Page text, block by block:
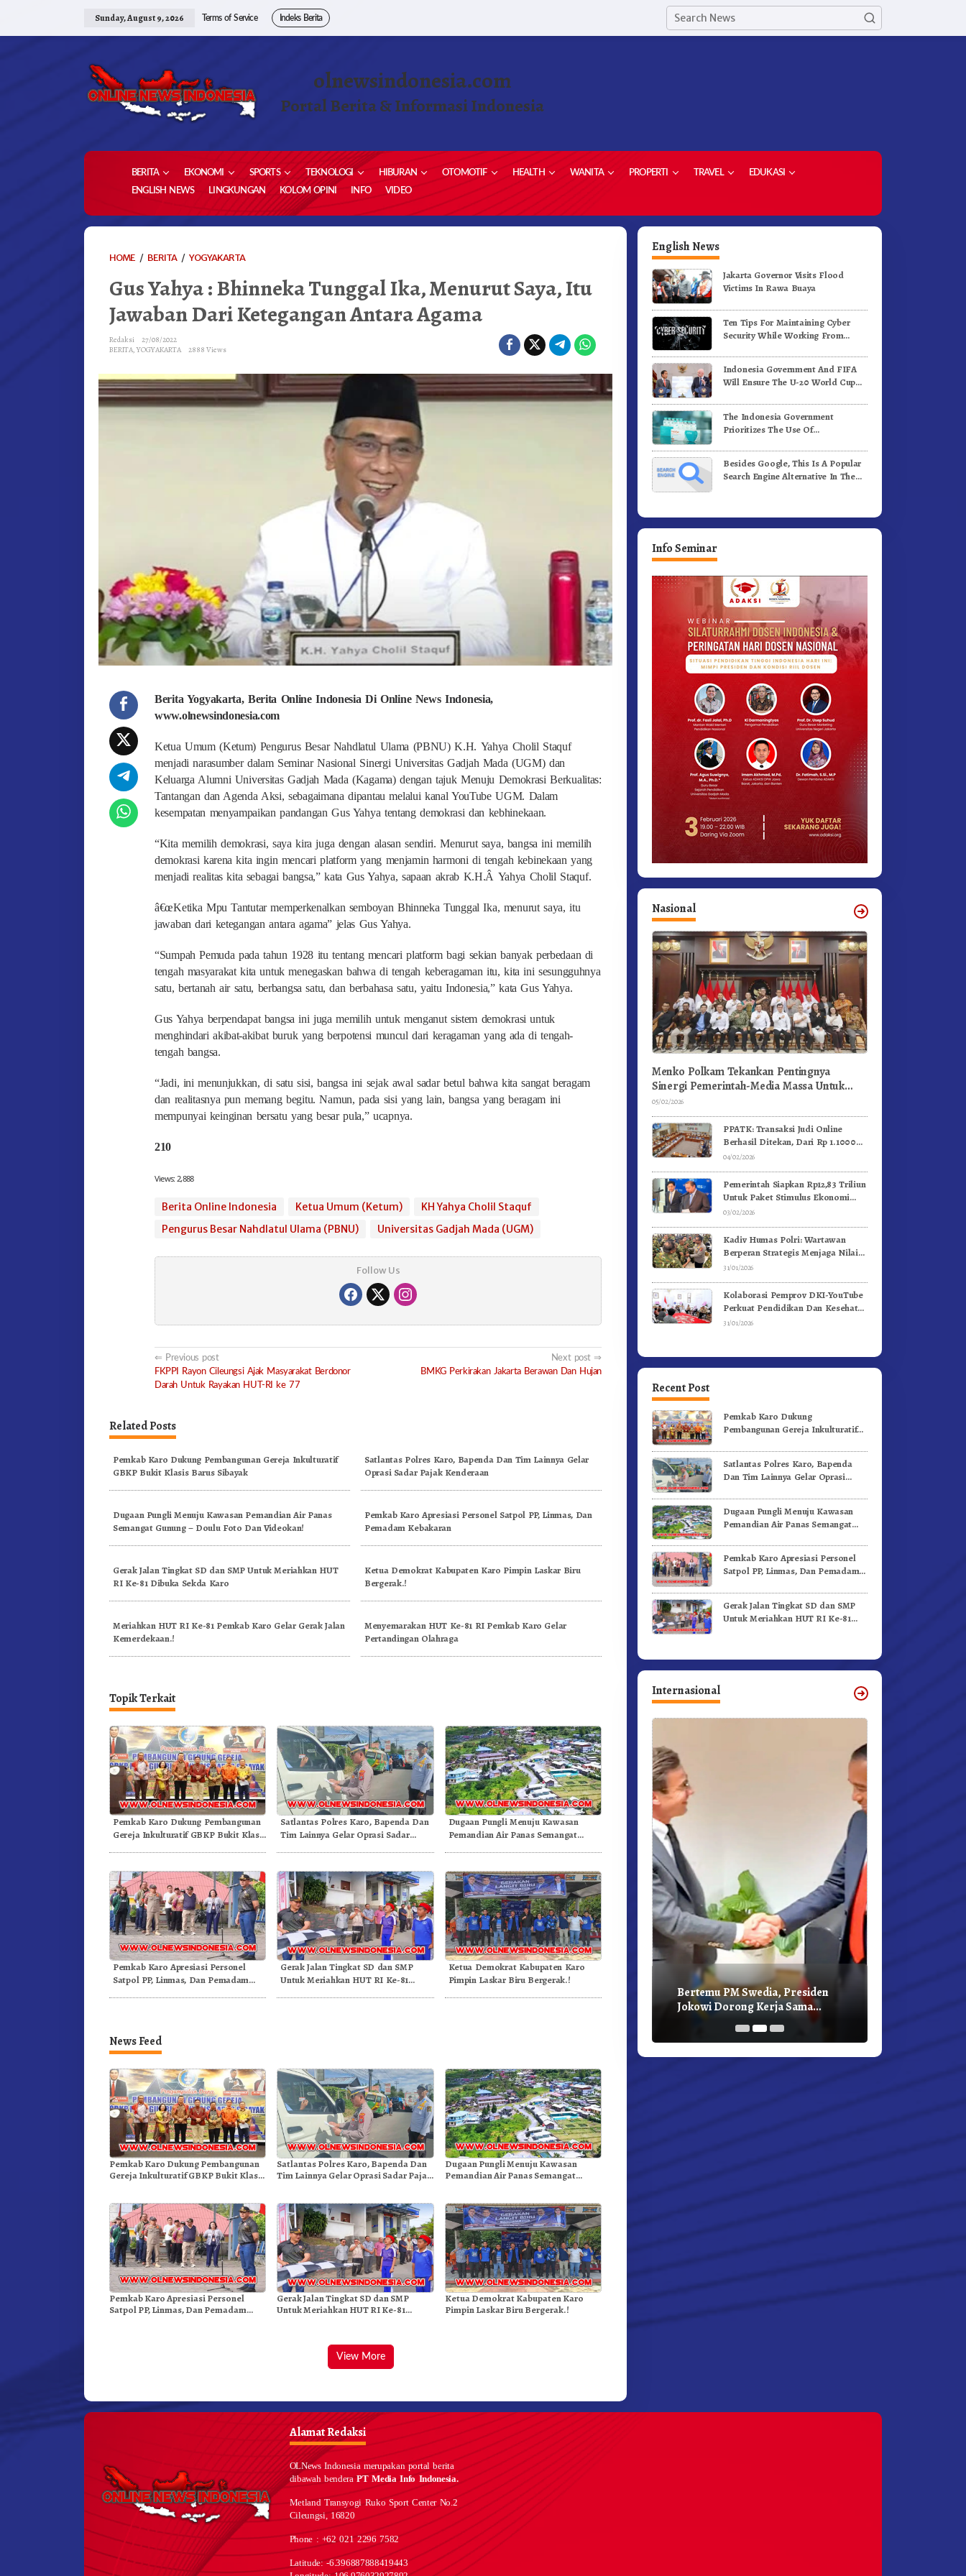
Sunday, August 9, 2026 Terms of Service Indeks Berita
olnewsindonesia.com
Portal Berita & Informasi Indonesia
BERITA EKONOMI SPORTS TEKNOLOGI HIBURAN OTOMOTIF HEALTH WANITA PROPERTI TRAVEL
EDUKASI
ENGLISH NEWS
LINGKUNGAN KOLOM OPINI INFO VIDEO
HOME / BERITA / YOGYAKARTAGUS
:
BHINNEKA
TUNGGAL
IKA,
JAWABAN
DARI
KETEGANGAN
ANTARA
Gus Yahya : Bhinneka Tunggal Ika, Menurut Saya, Itu
Jawaban Dari Ketegangan Antara Agama
Redaksi
27/08/2022
BERITA,YOGYAKARTA 2888 Views
Berita Yogyakarta, Berita Online Indonesia Di Online News Indonesia,
www.olnewsindonesia.com
Ketua Umum (Ketum) Pengurus Besar Nahdlatul Ulama (PBNU) K.H. Yahya Cholil Staquf
menjadi narasumber dalam Seminar Nasional Sinergi Universitas Gadjah Mada (UGM) dan
Keluarga Alumni Universitas Gadjah Mada (Kagama) dengan tajuk Menuju Demokrasi Berkualitas:
Tantangan dan Agenda Aksi, sebagaimana dipantau melalui kanal YouTube UGM. Dalam
kesempatan menyampaikan pandangan Gus Yahya tentang demokrasi dan kebhinekaan.
“Kita memilih demokrasi, saya kira juga dengan alasan sendiri. Menurut saya, bangsa ini memilih
demokrasi karena kita ingin mencari platform yang menjamin harmoni di tengah kebinekaan yang
menjadi realitas kita sebagai bangsa,” kata Gus Yahya, sapaan akrab K.H.Â Yahya Cholil Staquf.
â€œKetika Mpu Tantutar memperkenalkan semboyan Bhinneka Tunggal Ika, menurut saya, itu
jawaban dari ketegangan antara agama” jelas Gus Yahya.
“Sumpah Pemuda pada tahun 1928 itu tentang mencari platform bagi sekian banyak perbedaan di
tengah masyarakat kita untuk menegaskan bahwa di tengah keberagaman itu, kita ini sesungguhnya
satu, bertanah air satu, berbangsa satu, dan berbahasa satu, yaitu Indonesia,” kata Gus Yahya.
Gus Yahya berpendapat bangsa ini juga memilih untuk menganut sistem demokrasi untuk
menghindari akibat-akibat buruk yang berpotensi muncul dari keragaman yang ada di tengah-
tengah bangsa.
“Jadi, ini menunjukkan, di satu sisi, bangsa ini sejak awal sadar betul bahwa kita sangat beragam
dan realitasnya pun memang begitu. Namun, pada sisi yang lain, bangsa yang beragam ini
mempunyai keinginan bersatu yang besar pula,” ucapnya.
210
Views: 2,888
Berita Online Indonesia Ketua Umum (Ketum)
KH Yahya Cholil Staquf
Pengurus Besar Nahdlatul Ulama (PBNU)
Universitas Gadjah Mada (UGM)
Follow Us
Post
navigation
Previous post
FKPPI Rayon Cileungsi Ajak Masyarakat Berdonor
Darah Untuk Rayakan HUT-RI ke 77
Next post
BMKG Perkirakan Jakarta Berawan Dan Hujan
Related Posts
Pemkab Karo Dukung Pembangunan Gereja Inkulturatif
GBKP Bukit Klasis Barus Sibayak
Satlantas Polres Karo, Bapenda Dan Tim Lainnya Gelar
Oprasi Sadar Pajak Kenderaan
Dugaan Pungli Menuju Kawasan Pemandian Air Panas
Semangat Gunung – Doulu Foto Dan Videokan!
Pemkab Karo Apresiasi Personel Satpol PP, Linmas, Dan
Pemadam Kebakaran
Gerak Jalan Tingkat SD dan SMP Untuk Meriahkan HUT
RI Ke-81 Dibuka Sekda Karo
Ketua Demokrat Kabupaten Karo Pimpin Laskar Biru
Bergerak.!
Meriahkan HUT RI Ke-81 Pemkab Karo Gelar Gerak Jalan
Kemerdekaan.!
Menyemarakan HUT Ke-81 RI Pemkab Karo Gelar
Pertandingan Olahraga
Topik Terkait
Pemkab Karo Dukung Pembangunan
Gereja Inkulturatif GBKP Bukit Klasis
Satlantas Polres Karo, Bapenda Dan
Tim Lainnya Gelar Oprasi Sadar
Dugaan Pungli Menuju Kawasan
Pemandian Air Panas Semangat
Pemkab Karo Apresiasi Personel
Satpol PP, Linmas, Dan Pemadam
Gerak Jalan Tingkat SD dan SMP
Untuk Meriahkan HUT RI Ke-81
Ketua Demokrat Kabupaten Karo
Pimpin Laskar Biru Bergerak.!
News Feed
Pemkab Karo Dukung Pembangunan
Gereja Inkulturatif GBKP Bukit Klasis
Satlantas Polres Karo, Bapenda Dan
Tim Lainnya Gelar Oprasi Sadar Pajak
Dugaan Pungli Menuju Kawasan
Pemandian Air Panas Semangat
Pemkab Karo Apresiasi Personel
Satpol PP, Linmas, Dan Pemadam
Gerak Jalan Tingkat SD dan SMP
Untuk Meriahkan HUT RI Ke-81
Ketua Demokrat Kabupaten Karo
Pimpin Laskar Biru Bergerak.!
View More
English News
Jakarta Governor Visits Flood
Victims In Rawa Buaya
Ten Tips For Maintaining Cyber
Security While Working From
Indonesia Government And FIFA
Will Ensure The U-20 World Cup
Standards
The Indonesia Government
Prioritizes The Use Of
Vaccines
Besides Google, This Is A Popular
Search Engine Alternative In The
Info Seminar
Nasional
Menko Polkam Tekankan Pentingnya
Sinergi Pemerintah-Media Massa Untuk
Jaga Stabilitas Bangsa
05/02/2026
PPATK: Transaksi Judi Online
Berhasil Ditekan, Dari Rp 1.1000
Triliun Menjadi Rp 268 Triliun
04/02/2026
Pemerintah Siapkan Rp12,83 Triliun
Untuk Paket Stimulus Ekonomi
Kuartal I-2026
03/02/2026
Kadiv Humas Polri: Wartawan
Berperan Strategis Menjaga Nilai
Kebangsaan, Demokrasi, dan NKRI
31/01/2026
Kolaborasi Pemprov DKI-YouTube
Perkuat Pendidikan Dan Kesehatan
Mental
31/01/2026
Recent Post
Pemkab Karo Dukung
Pembangunan Gereja Inkulturatif
Satlantas Polres Karo, Bapenda
Dan Tim Lainnya Gelar Oprasi
Dugaan Pungli Menuju Kawasan
Pemandian Air Panas Semangat
Videokan!
Pemkab Karo Apresiasi Personel
Satpol PP, Linmas, Dan Pemadam
Gerak Jalan Tingkat SD dan SMP
Untuk Meriahkan HUT RI Ke-81
Internasional
Ditpolsatwa Baharkam Polri Tiba
Di Myanmar, Siap Bantu Korban
Gempa Myanmar
Bertemu PM Swedia, Presiden
Jokowi Dorong Kerja Sama
Pembangunan Hijau
Alamat Redaksi
OLNews Indonesia merupakan portal berita
dibawah benderaPT Media Info Indonesia.
Metland Transyogi Ruko Sport Center No.2
Cileungsi, 16820
Phone : +62 021 2296 7582
Latitude: -6.396887888419443